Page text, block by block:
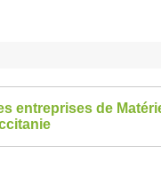
entreprises de